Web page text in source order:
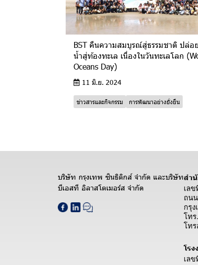
BST คืนความสมบูรณ์สู่ธรรมชาติ ปล่อ
น้ำสู่ท้องทะเล เนื่องในวันทะเลโลก
Oceans Day)
11 มิ.ย. 2024
ข่าวสารและกิจกรรม การพัฒนาอย่างยั่งยืน
บริษัท กรุงเทพ ซินธิติกส์ จำกัด และบริษัท
บีเอสที อิลาสโตเมอร์ส จำกัด
สำ
เล
ถน
กรุง
โทร.
โท
โร
เล